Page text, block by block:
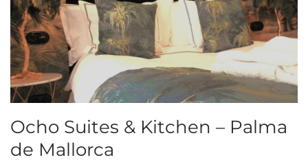
Ocho Suites & Kitchen – Palma
de Mallorca